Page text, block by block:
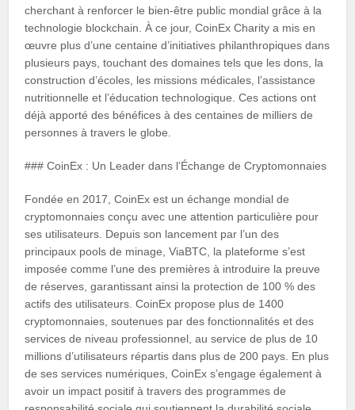
cherchant à renforcer le bien-être public mondial grâce à la
technologie blockchain. À ce jour, CoinEx Charity a mis en
œuvre plus d’une centaine d’initiatives philanthropiques dans
plusieurs pays, touchant des domaines tels que les dons, la
construction d’écoles, les missions médicales, l’assistance
nutritionnelle et l’éducation technologique. Ces actions ont
déjà apporté des bénéfices à des centaines de milliers de
personnes à travers le globe.
### CoinEx : Un Leader dans l’Échange de Cryptomonnaies
Fondée en 2017, CoinEx est un échange mondial de
cryptomonnaies conçu avec une attention particulière pour
ses utilisateurs. Depuis son lancement par l’un des
principaux pools de minage, ViaBTC, la plateforme s’est
imposée comme l’une des premières à introduire la preuve
de réserves, garantissant ainsi la protection de 100 % des
actifs des utilisateurs. CoinEx propose plus de 1400
cryptomonnaies, soutenues par des fonctionnalités et des
services de niveau professionnel, au service de plus de 10
millions d’utilisateurs répartis dans plus de 200 pays. En plus
de ses services numériques, CoinEx s’engage également à
avoir un impact positif à travers des programmes de